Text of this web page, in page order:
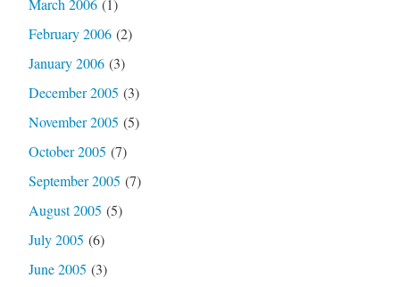
February 2006(2)
January 2006(3)
December 2005 (3)
November 2005 (5)
October 2005 (7)
September 2005 (7)
August 2005 (5)
July 2005 (6)
June 2005 (3)